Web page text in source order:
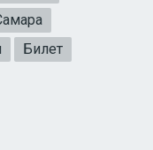
Билет